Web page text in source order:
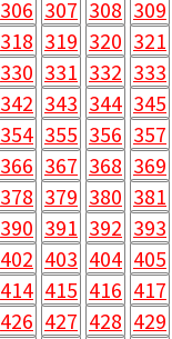
306 307 308 309
318 319 320 321
330 331 332 333
342 343 344 345
354 355 356 357
366 367 368 369
378 379 380 381
390 391 392 393
402 403 404 405
414 415 416 417
426 427 428 429